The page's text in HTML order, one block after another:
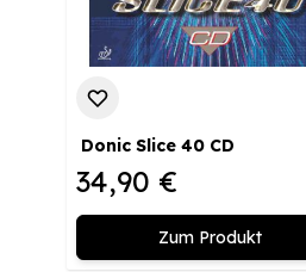
Donic Slice 40 CD
34,90 €
Zum Produkt